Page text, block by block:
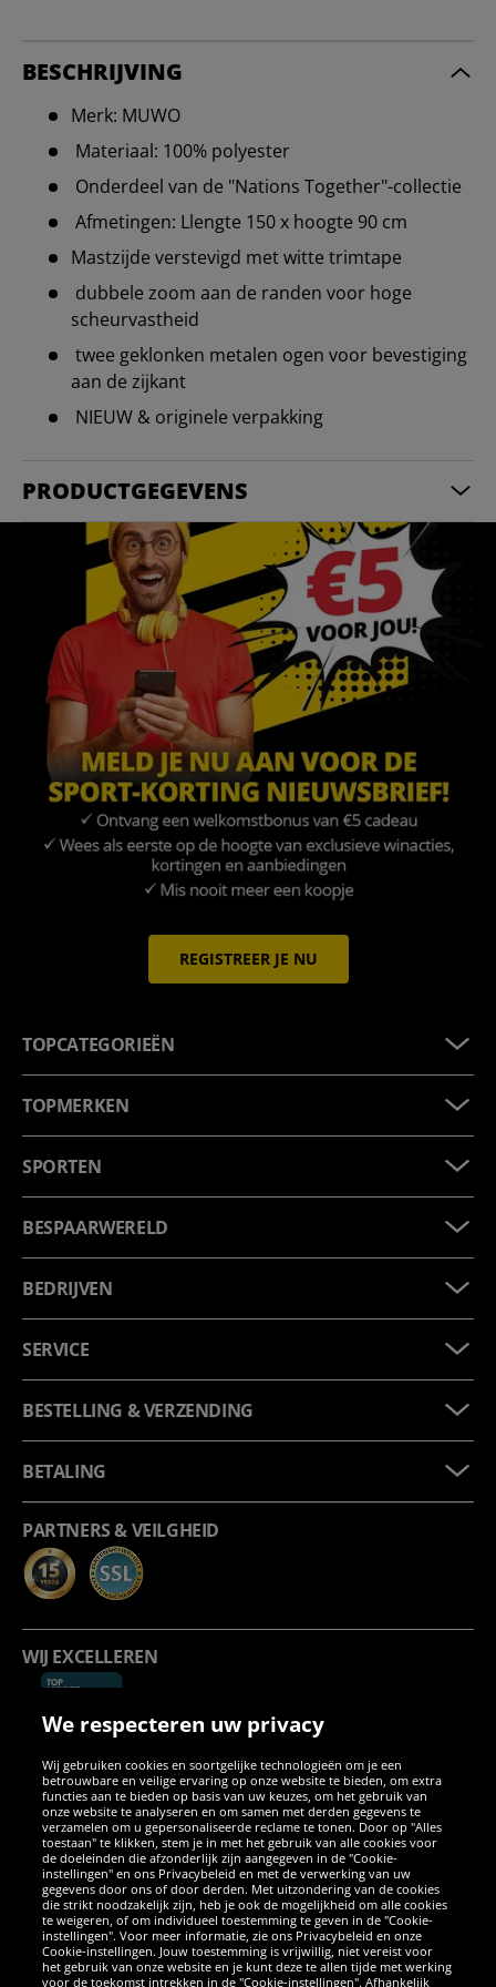
BESCHRIJVING
Merk: MUWO
Materiaal: 100% polyester
Onderdeel van de "Nations Together"-collectie
Afmetingen: Llengte 150 x hoogte 90 cm
Mastzijde verstevigd met witte trimtape
dubbele zoom aan de randen voor hoge
scheurvastheid
twee geklonken metalen ogen voor bevestiging
aan de zijkant
NIEUW & originele verpakking
PRODUCTGEGEVENS
REGISTREER JE NU
TOPCATEGORIEËN
TOPMERKEN
SPORTEN
BESPAARWERELD
BEDRIJVEN
SERVICE
BESTELLING & VERZENDING
BETALING
PARTNERS & VEILGHEID
WIJ EXCELLEREN
SOCIALE MEDIA
FacebookInstagram
WhatsApp
TikTokTwitterYouTube
APPS
We respecteren uw privacy
Wij gebruiken cookies en soortgelijke technologieën om je een
betrouwbare en veilige ervaring op onze website te bieden, om extra
functies aan te bieden op basis van uw keuzes, om het gebruik van
onze website te analyseren en om samen met derden gegevens te
verzamelen om u gepersonaliseerde reclame te tonen. Door op "Alles
toestaan" te klikken, stem je in met het gebruik van alle cookies voor
de doeleinden die afzonderlijk zijn aangegeven in de "Cookie-
instellingen" en ons Privacybeleid en met de verwerking van uw
gegevens door ons of door derden. Met uitzondering van de cookies
die strikt noodzakelijk zijn, heb je ook de mogelijkheid om alle cookies
te weigeren, of om individueel toestemming te geven in de "Cookie-
instellingen". Voor meer informatie, zie ons Privacybeleid en onze
Cookie-instellingen. Jouw toestemming is vrijwillig, niet vereist voor
het gebruik van onze website en je kunt deze te allen tijde met werking
voor de toekomst intrekken in de "Cookie-instellingen". Afhankelijk